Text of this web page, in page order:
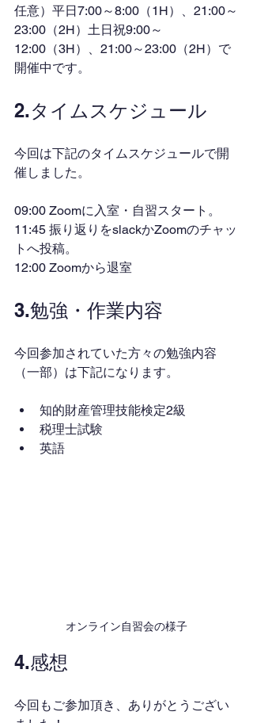
任意）平日7:00～8:00（1H）、21:00～
23:00（2H）土日祝9:00～
12:00（3H）、21:00～23:00（2H）で
開催中です。
2.タイムスケジュール
今回は下記のタイムスケジュールで開
催しました。
09:00 Zoomに入室・自習スタート。
11:45 振り返りをslackかZoomのチャッ
トへ投稿。
12:00 Zoomから退室
3.勉強・作業内容
今回参加されていた方々の勉強内容
（一部）は下記になります。
知的財産管理技能検定2級
税理士試験
英語
オンライン自習会の様子
4.感想
今回もご参加頂き、ありがとうござい